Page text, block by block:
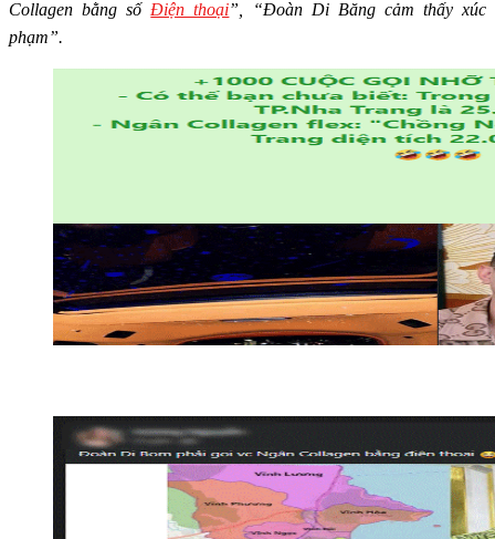
Collagen bằng sốĐiện thoại”, “Đoàn Di Băng cảm thấy xúc
phạm”.